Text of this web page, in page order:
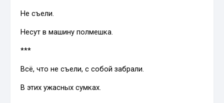
Не съели.
Несут в машину полмешка.
***
Всё, что не съели, с собой забрали.
В этих ужасных сумках.